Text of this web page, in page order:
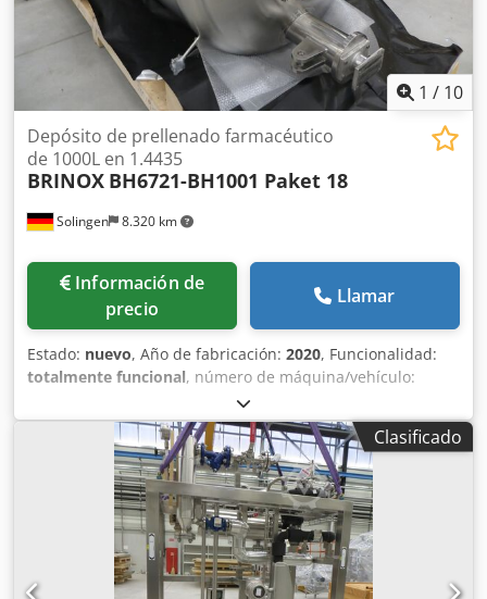
1 / 10
Solingen 8.320 km
Depósito de prellenado farmacéutico
de 1000L en 1.4435
BRINOX BH6721-BH1001 Paket 18
Información de
precio
Llamar
Estado: nuevo, Año de fabricación: 2020, Funcionalidad:
totalmente funcional, número de máquina/vehículo:
, capacidad del depósito:
Equipamiento:documentación / manual, BRINOX 1.000 L
Depósito de prellenado – 1.4435 – Doble camisa – PED
Módulo G – TÜV SÜD – FAT – 2020 – Estado como nuevo
Fabricante: BRINOX d.o.o. Tipo: SVMBBl-1000 Nº de placa:
BH6721-BH1001 Nº de serie: 1003453 Año de fabricación:
2020 Estado: Como nuevo / sin uso DATOS TÉCNICOS Tipo
de producto: Depósito de prellenado / Depósito de proceso
Volumen nominal: 1.000 litros Codpfoykpqrjx Apmeha
Clasificado